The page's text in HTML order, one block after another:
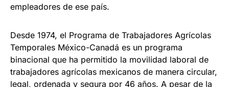
empleadores de ese país.
Desde 1974, el Programa de Trabajadores Agrícolas
Temporales México-Canadá es un programa
binacional que ha permitido la movilidad laboral de
trabajadores agrícolas mexicanos de manera circular,
legal, ordenada y segura por 46 años. A pesar de la